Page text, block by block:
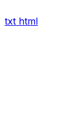
txt html